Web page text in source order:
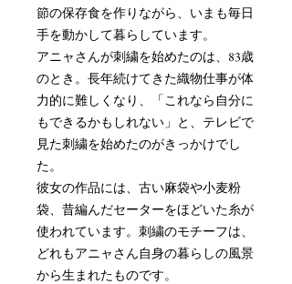
節の保存食を作りながら、いまも毎日
手を動かして暮らしています。
アニャさんが刺繍を始めたのは、83歳
のとき。長年続けてきた織物仕事が体
力的に難しくなり、「これなら自分に
もできるかもしれない」と、テレビで
見た刺繍を始めたのがきっかけでし
た。
彼女の作品には、古い麻袋や小麦粉
袋、昔編んだセーターをほどいた糸が
使われています。刺繍のモチーフは、
どれもアニャさん自身の暮らしの風景
から生まれたものです。